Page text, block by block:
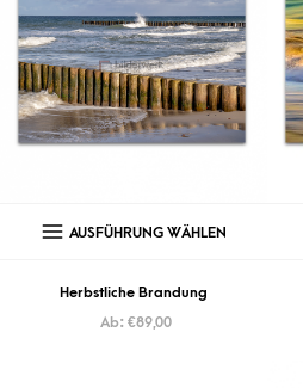
AUSFÜHRUNG WÄHLEN
Herbstliche Brandung
Ab: €89,00